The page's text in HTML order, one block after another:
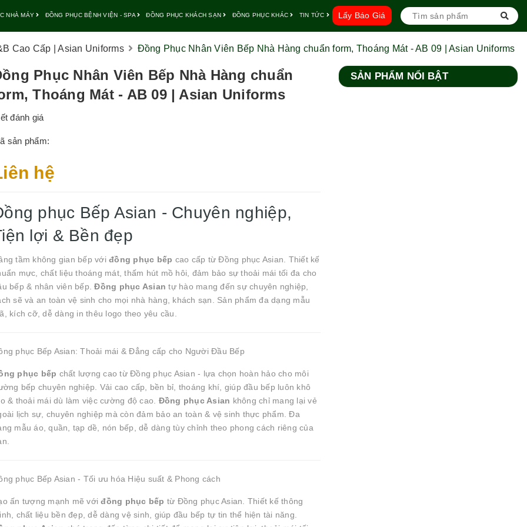
NHÀ MÁY ĐỒNG PHỤC BỆNH VIỆN - SPA ĐỒNG PHỤC KHÁCH SẠN ĐỒNG PHỤC KHÁC TIN TỨC Lấy Báo Giá
Cao Cấp | Asian Uniforms Đồng Phục Nhân Viên Bếp Nhà Hàng chuẩn form, Thoáng Mát - AB 09 | Asian Uniforms
Phục Nhân Viên Bếp Nhà Hàng chuẩn
Thoáng Mát - AB 09 | Asian Uniforms
đánh giá
sản phẩm:
hệ
phục Bếp Asian - Chuyên nghiệp,
lợi & Bền đẹp
tầm không gian bếp với đồng phục bếp cao cấp từ Đồng phục Asian. Thiết kế
mực, chất liệu thoáng mát, thấm hút mồ hôi, đảm bảo sự thoải mái tối đa cho
bếp & nhân viên bếp.Đồng phục Asian tự hào mang đến sự chuyên nghiệp,
sẽ và an toàn vệ sinh cho mọi nhà hàng, khách sạn. Sản phẩm đa dạng mẫu
kích cỡ, dễ dàng in thêu logo theo yêu cầu.
phục Bếp Asian: Thoải mái & Đẳng cấp cho Người Đầu Bếp
phục bếp chất lượng cao từ Đồng phục Asian - lựa chọn hoàn hảo cho môi
bếp chuyên nghiệp. Vải cao cấp, bền bỉ, thoáng khí, giúp đầu bếp luôn khô
& thoải mái dù làm việc cường độ cao. Đồng phục Asian không chỉ mang lại vẻ
lịch sự, chuyên nghiệp mà còn đảm bảo an toàn & vệ sinh thực phẩm. Đa
mẫu áo, quần, tạp dề, nón bếp, dễ dàng tùy chỉnh theo phong cách riêng của
phục Bếp Asian - Tối ưu hóa Hiệu suất & Phong cách
ấn tượng mạnh mẽ vớiđồng phục bếp từ Đồng phục Asian. Thiết kế thông
chất liệu bền đẹp, dễ dàng vệ sinh, giúp đầu bếp tự tin thể hiện tài năng.
SẢN PHẨM NỔI BẬT